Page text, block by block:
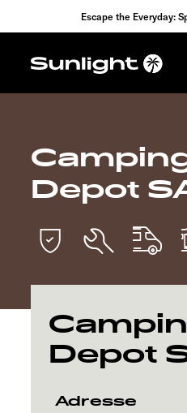
Escape the Everyday:
Modelle
Explore
Depot
Depot
Adresse